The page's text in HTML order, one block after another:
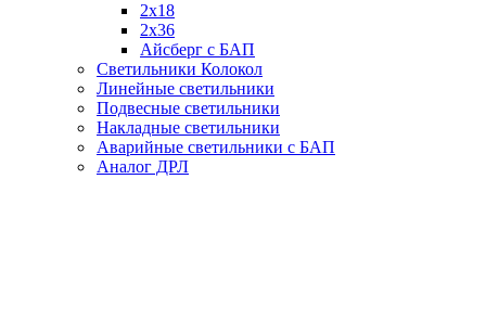
2х18
2х36
Айсберг с БАП
Светильники Колокол
Линейные светильники
Подвесные светильники
Накладные светильники
Аварийные светильники с БАП
Аналог ДРЛ